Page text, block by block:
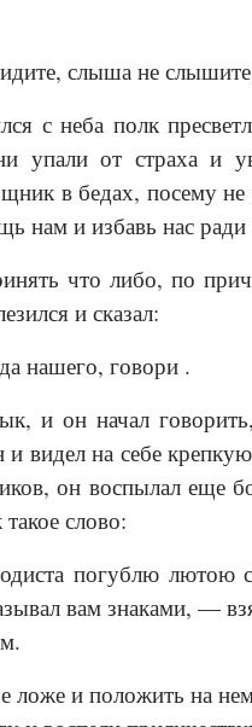
слыша не
с неба полк
упали от страха и
в бедах, посему
нам и избавь нас
что либо, по
и сказал:
нашего, говори .
и он начал
и видел на себе
он воспылал еще
слово:
погублю лютою
вам знаками, —
ложе и положить на